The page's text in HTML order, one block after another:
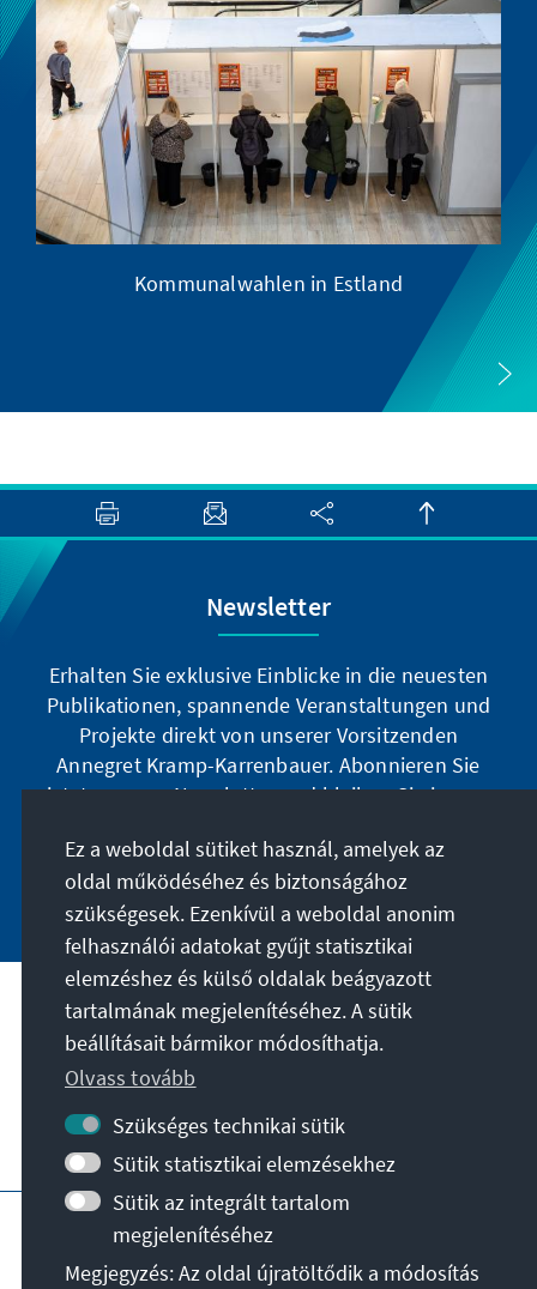
Kommunalwahlen in Estland
Newsletter
Erhalten Sie exklusive Einblicke in die neuesten
Publikationen, spannende Veranstaltungen und
Projekte direkt von unserer Vorsitzenden
Annegret Kramp-Karrenbauer. Abonnieren Sie
jetzt unseren Newsletter und bleiben Sie immer
Jetzt abonnieren
A célunk
Kapcsolat
További ajánlatok az alapítványtól
Impresszum
Adatvédelem
Felhasználási feltételek
Erklärung zur Barrierefreiheit
Barriere melden
Ez a weboldal sütiket használ, amelyek az
oldal működéséhez és biztonságához
szükségesek. Ezenkívül a weboldal anonim
felhasználói adatokat gyűjt statisztikai
elemzéshez és külső oldalak beágyazott
tartalmának megjelenítéséhez. A sütik
beállításait bármikor módosíthatja.
Olvass tovább
Szükséges technikai sütik
Sütik statisztikai elemzésekhez
Sütik az integrált tartalom
megjelenítéséhez
Megjegyzés: Az oldal újratöltődik a módosítás